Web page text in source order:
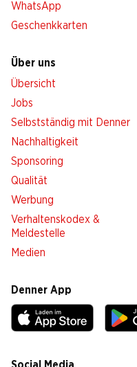
WhatsApp
Geschenkkarten
Über uns
Übersicht
Jobs
Selbstständig mit Denner
Nachhaltigkeit
Sponsoring
Qualität
Werbung
Verhaltenskodex &
Meldestelle
Medien
Denner App